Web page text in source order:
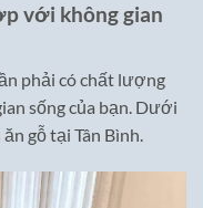
với không gian
phải có chất lượng
sống của bạn. Dưới
gỗ tại Tân Bình.